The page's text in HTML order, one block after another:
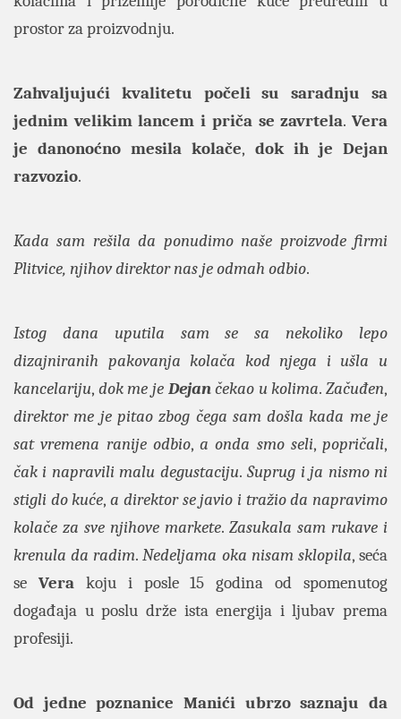
prostor za proizvodnju.
Zahvaljujući kvalitetu počeli su saradnju sa
jednim velikim lancem i priča se zavrtela.Vera
je danonoćno mesila kolače, dok ih je Dejan
razvozio.
Kada sam rešila da ponudimo naše proizvode firmi
Plitvice, njihov direktor nas je odmah odbio.
Istog dana uputila sam se sa nekoliko lepo
dizajniranih pakovanja kolača kod njega i ušla u
kancelariju, dok me je Dejančekao u kolima. Začuđen,
direktor me je pitao zbog čega sam došla kada me je
sat vremena ranije odbio, a onda smo seli, popričali,
čak i napravili malu degustaciju.Suprug i ja nismo ni
stigli do kuće,a direktor se javio i tražio da napravimo
kolače za sve njihove markete. Zasukala sam rukave i
krenula da radim.Nedeljama oka nisam sklopila, seća
se Verakoju i posle 15 godina od spomenutog
događaja u poslu drže ista energija i ljubav prema
profesiji.
Od jedne poznanice Manići ubrzo saznaju da